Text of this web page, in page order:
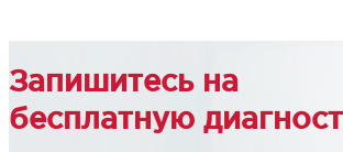
Запишитесь на
бесплатную